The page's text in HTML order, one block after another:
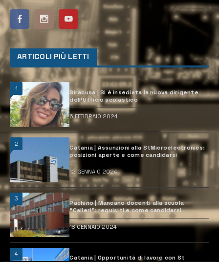
ARTICOLI PIÙ LETTI
1
Siracusa | Si è insediata la nuova dirigente
dell’Ufficio scolastico
6 FEBBRAIO 2024
2
Catania | Assunzioni alla StMicroelectronics:
posizioni aperte e come candidarsi
12 GENNAIO 2024
3
Pachino | Mancano docenti alla scuola
“Calleri”: requisiti e come candidarsi
18 GENNAIO 2024
4
Catania | Opportunità di lavoro con St